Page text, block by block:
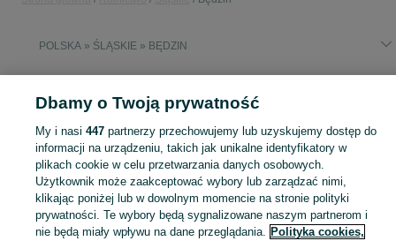
POLSKA » ŚLĄSKIE » BĘDZIN
ROLNICTWO
KATEGORIA
Sprzedaż artykułów rolniczych Będzin ▶️ maszyny rolnicze, produkty rolne i inne ✅ Nowe i używane w dobrych cenach ✌ Znajdź oferty na OLX.pl! Zobacz
Mapa kategorii
Dbamy o Twoją prywatność
My i nasi 447partnerzy przechowujemy lub uzyskujemy dostęp do
informacji na urządzeniu, takich jak unikalne identyfikatory w
plikach cookie w celu przetwarzania danych osobowych.
Użytkownik może zaakceptować wybory lub zarządzać nimi,
klikając poniżej lub w dowolnym momencie na stronie polityki
prywatności. Te wybory będą sygnalizowane naszym partnerom i
nie będą miały wpływu na dane przeglądania. Polityka cookies,